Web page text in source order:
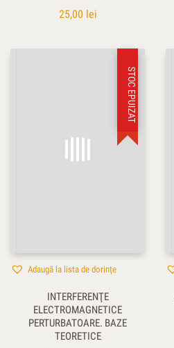
25,00 lei
STOC EPUIZAT
Adaugă la lista de dorințe
INTERFERENŢE
ELECTROMAGNETICE
PERTURBATOARE. BAZE
TEORETICE